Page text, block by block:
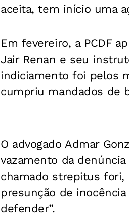
aceita, tem início uma
Em fevereiro, a PCDF
Jair Renan e seu
indiciamento foi pelos
cumpriu mandados de
O advogado Admar
vazamento da
chamado strepitus fori,
presunção de
defender”.